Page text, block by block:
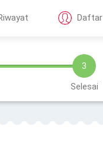
Daftar
3
Selesai